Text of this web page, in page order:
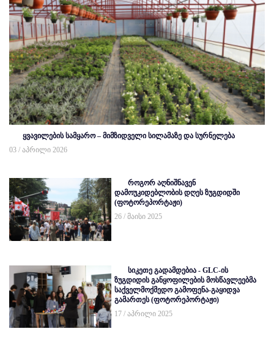
ყვავილების სამყარო – მიმზიდველი სილამაზე და სურნელება
03 / აპრილი 2026
როგორ აღნიშნავენ
დამოუკიდებლობის დღეს ზუგდიდში
(ფოტორეპორტაჟი)
26 / მაისი 2025
სიკეთე გადამდებია - GLC-ის
ზუგდიდის განყოფილების მოსწავლეებმა
საქველმოქმედო გამოფენა-გაყიდვა
გამართეს (ფოტორეპორტაჟი)
17 / აპრილი 2025